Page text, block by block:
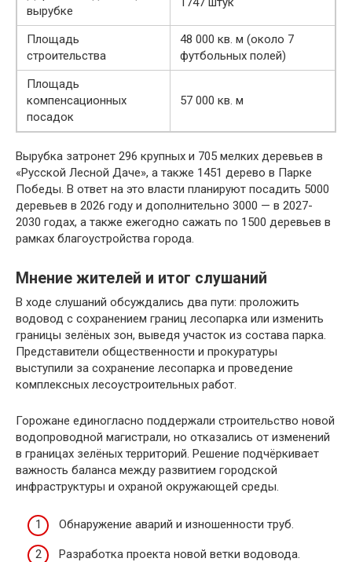
вырубке
Площадь
строительства
48 000 кв. м (около 7
футбольных полей)
Площадь
компенсационных
посадок
57 000 кв. м
Вырубка затронет 296 крупных и 705 мелких деревьев в
«Русской Лесной Даче», а также 1451 дерево в Парке
Победы. В ответ на это власти планируют посадить 5000
деревьев в 2026 году и дополнительно 3000 — в 2027-
2030 годах, а также ежегодно сажать по 1500 деревьев в
рамках благоустройства города.
Мнение жителей и итог слушаний
В ходе слушаний обсуждались два пути: проложить
водовод с сохранением границ лесопарка или изменить
границы зелёных зон, выведя участок из состава парка.
Представители общественности и прокуратуры
выступили за сохранение лесопарка и проведение
комплексных лесоустроительных работ.
Горожане единогласно поддержали строительство новой
водопроводной магистрали, но отказались от изменений
в границах зелёных территорий. Решение подчёркивает
важность баланса между развитием городской
инфраструктуры и охраной окружающей среды.
Обнаружение аварий и изношенности труб.
Разработка проекта новой ветки водовода.